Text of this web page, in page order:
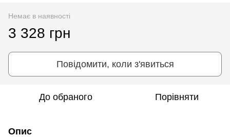
Немає в наявності
3 328 грн
Повідомити, коли з'явиться
До обраного Порівняти
Опис